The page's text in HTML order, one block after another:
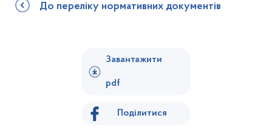
До переліку нормативних документів
Завантажити
pdf
Поділитися